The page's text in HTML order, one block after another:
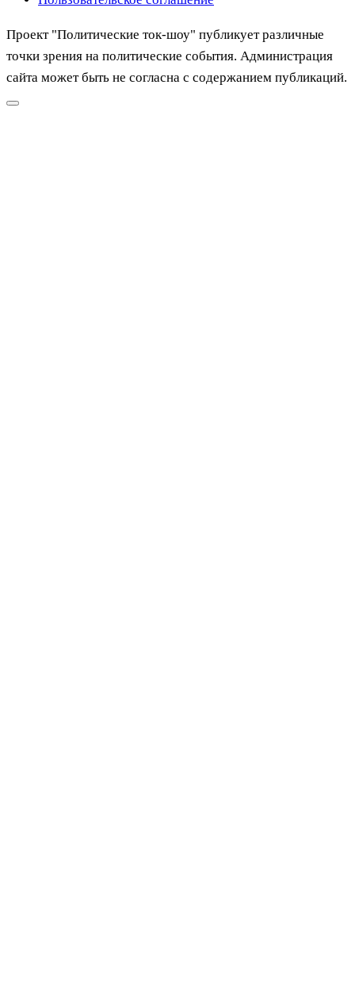
Проект "Политические ток-шоу" публикует различные
точки зрения на политические события. Администрация
сайта может быть не согласна с содержанием публикаций.